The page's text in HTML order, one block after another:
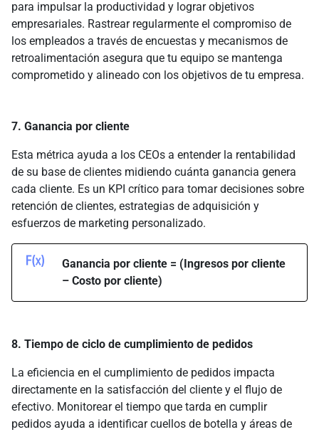
para impulsar la productividad y lograr objetivos
empresariales. Rastrear regularmente el compromiso de
los empleados a través de encuestas y mecanismos de
retroalimentación asegura que tu equipo se mantenga
comprometido y alineado con los objetivos de tu empresa.
7. Ganancia por cliente
Esta métrica ayuda a los CEOs a entender la rentabilidad
de su base de clientes midiendo cuánta ganancia genera
cada cliente. Es un KPI crítico para tomar decisiones sobre
retención de clientes, estrategias de adquisición y
esfuerzos de marketing personalizado.
Ganancia por cliente = (Ingresos por cliente
– Costo por cliente)
8. Tiempo de ciclo de cumplimiento de pedidos
La eficiencia en el cumplimiento de pedidos impacta
directamente en la satisfacción del cliente y el flujo de
efectivo. Monitorear el tiempo que tarda en cumplir
pedidos ayuda a identificar cuellos de botella y áreas de